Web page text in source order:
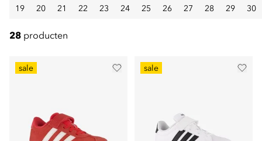
19 20 21 22 23 24 25 26 27 28 29 30
28 producten
sale sale